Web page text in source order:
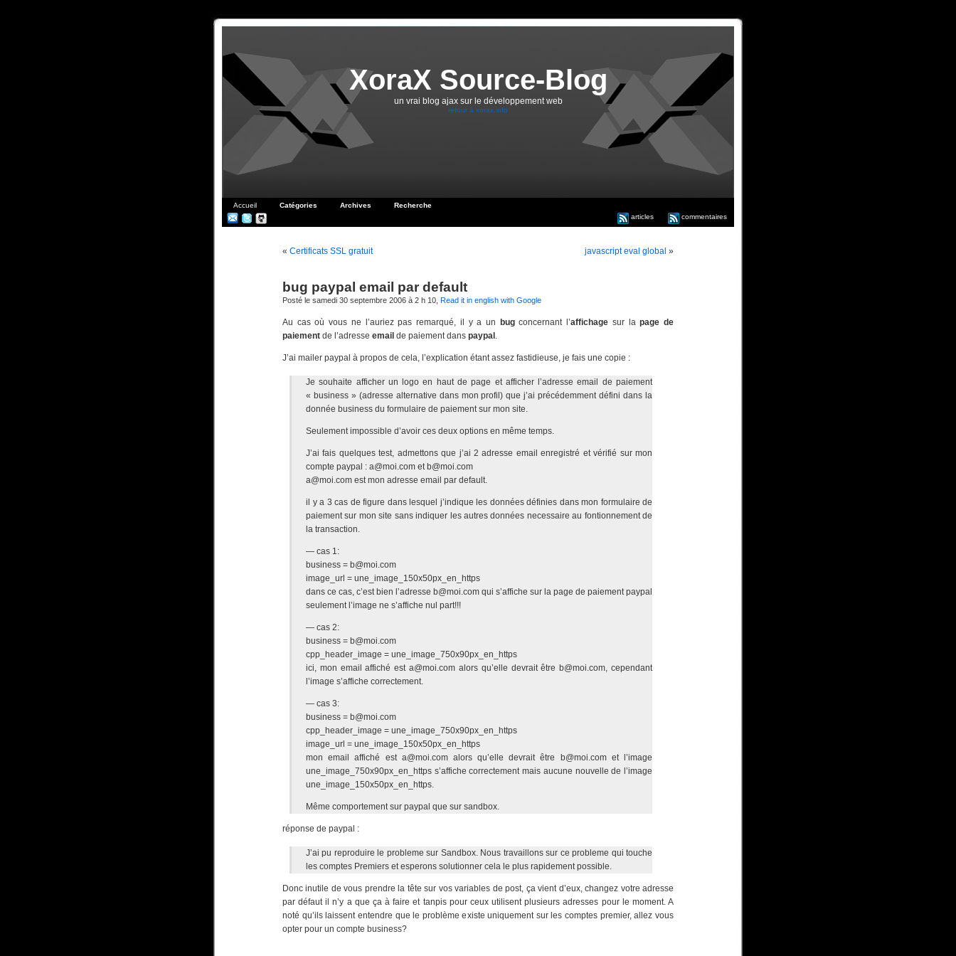
XoraX Source-Blog
un vrai blog ajax sur le développement web
retour à xorax.info
Accueil Catégories Archives
Recherche
articles
commentaires
« Certificats SSL gratuit javascript eval global »
bug paypal email par default
Posté le samedi 30 septembre 2006 à 2 h 10, Read it in english with Google
Au cas où vous ne l’auriez pas remarqué, il y a un bugconcernant l’affichage sur lapage de
paiement de l’adresse email de paiement dans paypal .
J’ai mailer paypal à propos de cela, l’explication étant assez fastidieuse, je fais une copie :
Je souhaite afficher un logo en haut de page et afficher l’adresse email de paiement
« business » (adresse alternative dans mon profil) que j’ai précédemment défini dans la
donnée business du formulaire de paiement sur mon site.
Seulement impossible d’avoir ces deux options en même temps.
J’ai fais quelques test, admettons que j’ai 2 adresse email enregistré et vérifié sur mon
compte paypal : a@moi.com et b@moi.com
a@moi.com est mon adresse email par default.
il y a 3 cas de figure dans lesquel j’indique les données définies dans mon formulaire de
paiement sur mon site sans indiquer les autres données necessaire au fontionnement de
la transaction.
— cas 1:
business = b@moi.com
image_url = une_image_150x50px_en_https
dans ce cas, c’est bien l’adresse b@moi.com qui s’affiche sur la page de paiement paypal
seulement l’image ne s’affiche nul part!!!
— cas 2:
business = b@moi.com
cpp_header_image = une_image_750x90px_en_https
ici, mon email affiché est a@moi.com alors qu’elle devrait être b@moi.com, cependant
l’image s’affiche correctement.
— cas 3:
business = b@moi.com
cpp_header_image = une_image_750x90px_en_https
image_url = une_image_150x50px_en_https
mon email affiché est a@moi.com alors qu’elle devrait être b@moi.com et l’image
une_image_750x90px_en_https s’affiche correctement mais aucune nouvelle de l’image
une_image_150x50px_en_https.
Même comportement sur paypal que sur sandbox.
réponse de paypal :
J’ai pu reproduire le probleme sur Sandbox. Nous travaillons sur ce probleme qui touche
les comptes Premiers et esperons solutionner cela le plus rapidement possible.
Donc inutile de vous prendre la tête sur vos variables de post, ça vient d’eux, changez votre adresse
par défaut il n’y a que ça à faire et tanpis pour ceux utilisent plusieurs adresses pour le moment. A
noté qu’ils laissent entendre que le problème existe uniquement sur les comptes premier, allez vous
opter pour un compte business?